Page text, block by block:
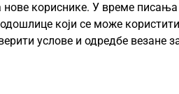
нове кориснике. У време
који се може
услове и одредбе везане